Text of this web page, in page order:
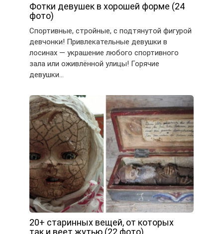
Фотки девушек в хорошей форме (24
фото)
Спортивные, стройные, с подтянутой фигурой
девчонки! Привлекательные девушки в
лосинах — украшение любого спортивного
зала или оживлённой улицы! Горячие
девушки…
20+ старинных вещей, от которых
так и веет жутью (22 фото)